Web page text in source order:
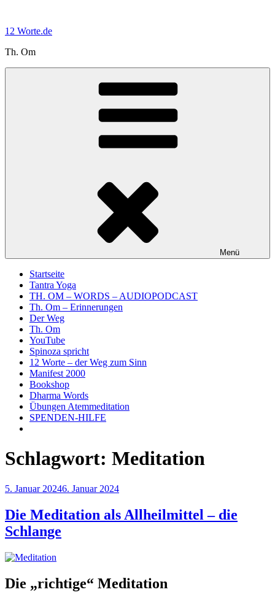
springen
12 Worte.de
Th. Om
Menü
Startseite
Tantra Yoga
TH. OM – WORDS – AUDIOPODCAST
Th. Om – Erinnerungen
Der Weg
Th. Om
YouTube
Spinoza spricht
12 Worte – der Weg zum Sinn
Manifest 2000
Bookshop
Dharma Words
Übungen Atemmeditation
SPENDEN-HILFE
Schlagwort: Meditation
Veröffentlicht
5. Januar 20246. Januar 2024
Die Meditation als Allheilmittel – die
Schlange
Die „richtige“ Meditation